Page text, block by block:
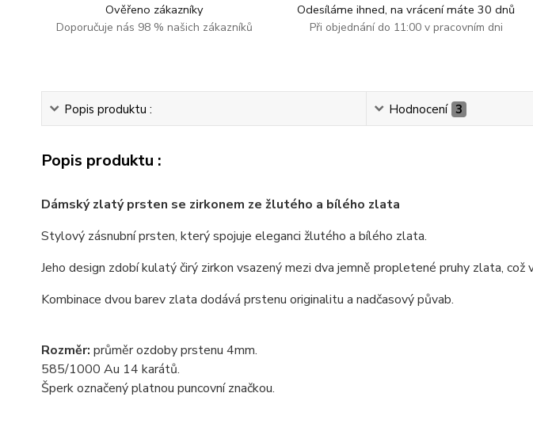
Ověřeno zákazníky
Doporučuje nás 98 % našich zákazníků
Odesíláme ihned, na vrácení máte 30 dnů
Při objednání do 11:00 v pracovním dni
Popis produktu : Hodnocení 3
Popis produktu :
Dámský zlatý prsten se zirkonem ze žlutého a bílého zlata
Stylový zásnubní prsten, který spojuje eleganci žlutého a bílého zlata.
Jeho design zdobí kulatý čirý zirkon vsazený mezi dva jemně propletené pruhy zlata, což
Kombinace dvou barev zlata dodává prstenu originalitu a nadčasový půvab.
Rozměr: průměr ozdoby prstenu 4mm.
585/1000 Au 14 karátů.
Šperk označený platnou puncovní značkou.